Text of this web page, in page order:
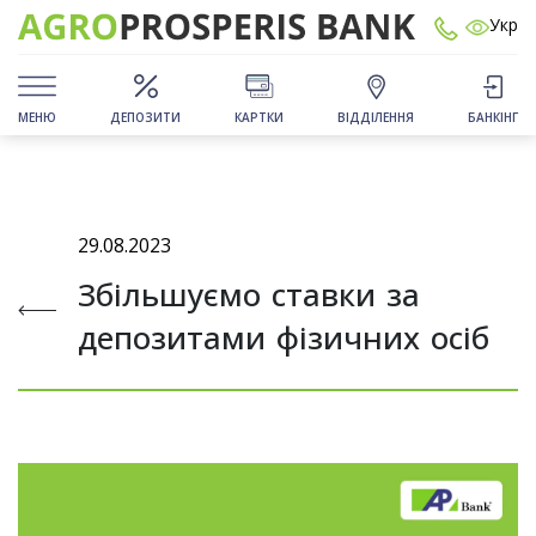
Укр
МЕНЮ ДЕПОЗИТИ КАРТКИ ВІДДІЛЕННЯ БАНКІНГ
29.08.2023
Збільшуємо ставки за
депозитами фізичних осіб